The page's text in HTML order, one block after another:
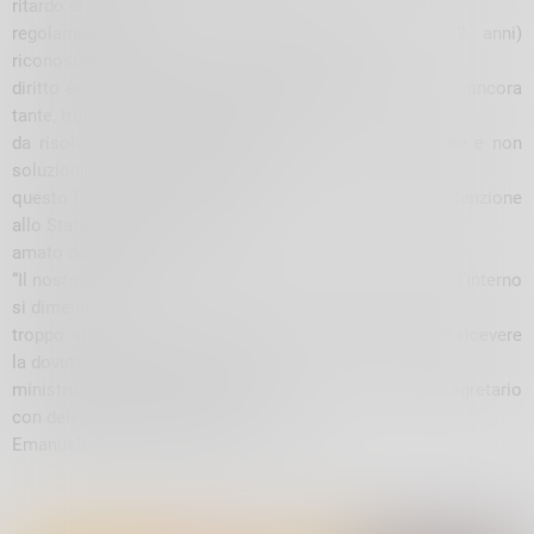
ritardo
regolamentando la ferie solidali (in ritardo di 2 anni)
riconoscendo finalmente e con ritardo questo
diritto ai colleghi con figli malati o disabili. Ma restano ancora
tante, troppe criticità e troppi ritardi
da risolvere. I Vigili del Fuoco meritano più attenzione e non
soluzioni in perenne ritardo. Per
questo lo sciopero è una vera e propria richiesta di attenzione
allo Stato da parte del Corpo più
amato dagli italiani”.
“I
l nostro è un grido di allarme verso chi al Ministero dell’Interno
si dimentica
troppo spesso della nostra categoria. Auspichiamo di ricevere
la dovuta attenzione da parte del
ministro dell’interno Matteo Piantedosi e del sottosegretario
con delega ai vigili del fuoco
Emanuele Prisco””, fa sapere il Conapo.